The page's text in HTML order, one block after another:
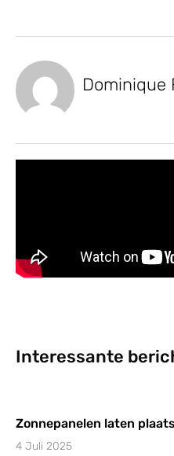
Dominique
Interessante
Zonnepanelen laten
4 Juli 2025